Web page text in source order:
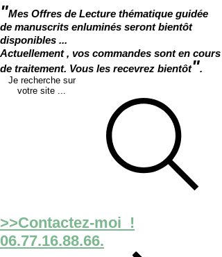
"Mes Offres de Lecture thématique guidée
de manuscrits enluminés seront bientôt
disponibles ...
Actuellement , vos commandes sont en cours
de traitement. Vous les recevrez bientôt".
Je recherche sur
votre site ...
>>Contactez-moi !
06.77.16.88.66.